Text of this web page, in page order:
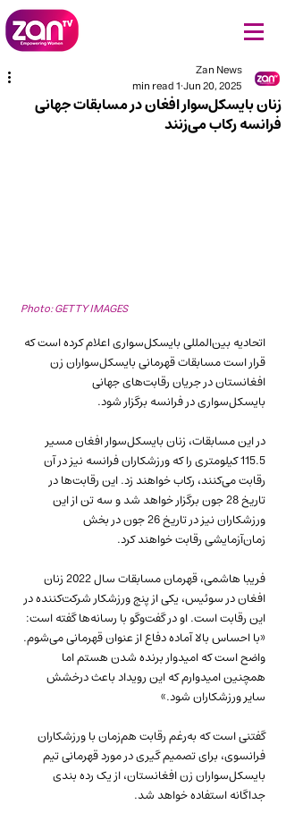
زنان بایسکل‌سوار افغان در مسابقات جهانی
فرانسه رکاب می‌زنند
Zan News
Jun 20, 2025
1 min read
Photo: GETTY IMAGES
اتحادیه بین‌المللی بایسکل‌سواری اعلام کرده است که
قرار است مسابقات قهرمانی بایسکل‌سواران زن
افغانستان در جریان رقابت‌های جهانی
بایسکل‌سواری در فرانسه برگزار شود.
در این مسابقات، زنان بایسکل‌سوار افغان مسیر
115.5 کیلومتری را که ورزشکاران فرانسه نیز در آن
رقابت می‌کنند، رکاب خواهند زد. این رقابت‌ها در
تاریخ 28 جون برگزار خواهد شد و سه تن از این
ورزشکاران نیز در تاریخ 26 جون در بخش
زمان‌آزمایشی رقابت خواهند کرد.
فریبا هاشمی، قهرمان مسابقات سال 2022 زنان
افغان در سوئیس، یکی از پنج ورزشکار شرکت‌کننده در
این رقابت است. او در گفت‌وگو با رسانه‌ها گفته است:
«با احساس بالا آماده دفاع از عنوان قهرمانی می‌شوم.
واضح است که امیدوار برنده شدن هستم اما
همچنین امیدوارم که این رویداد باعث درخشش
سایر ورزشکاران شود.»
گفتنی است که به‌رغم رقابت هم‌زمان با ورزشکاران
فرانسوی، برای تصمیم گیری در مورد قهرمانی تیم
بایسکل‌سواران زن افغانستان، از یک رده بندی
جداگانه استفاده خواهد شد.